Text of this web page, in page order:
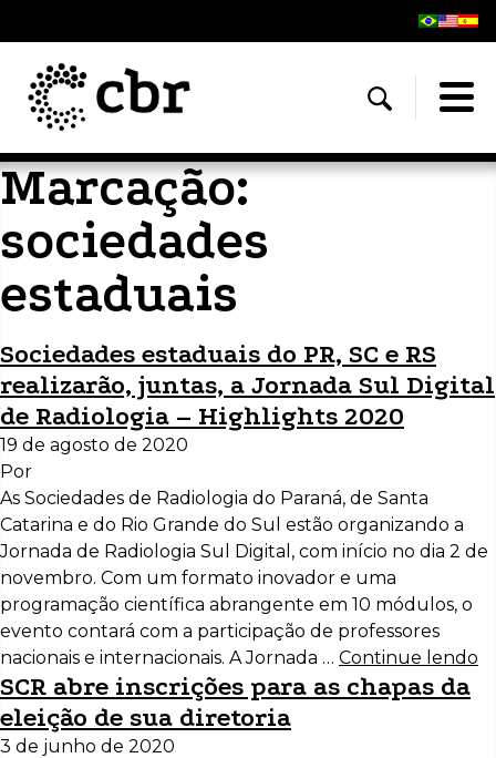
Marcação:
sociedades
estaduais
Sociedades estaduais do PR, SC e RS
realizarão, juntas, a Jornada Sul Digital
de Radiologia – Highlights 2020
19 de agosto de 2020
Por
As Sociedades de Radiologia do Paraná, de Santa
Catarina e do Rio Grande do Sul estão organizando a
Jornada de Radiologia Sul Digital, com início no dia 2 de
novembro. Com um formato inovador e uma
programação científica abrangente em 10 módulos, o
evento contará com a participação de professores
nacionais e internacionais. A Jornada … Continue lendo
SCR abre inscrições para as chapas da
eleição de sua diretoria
3 de junho de 2020